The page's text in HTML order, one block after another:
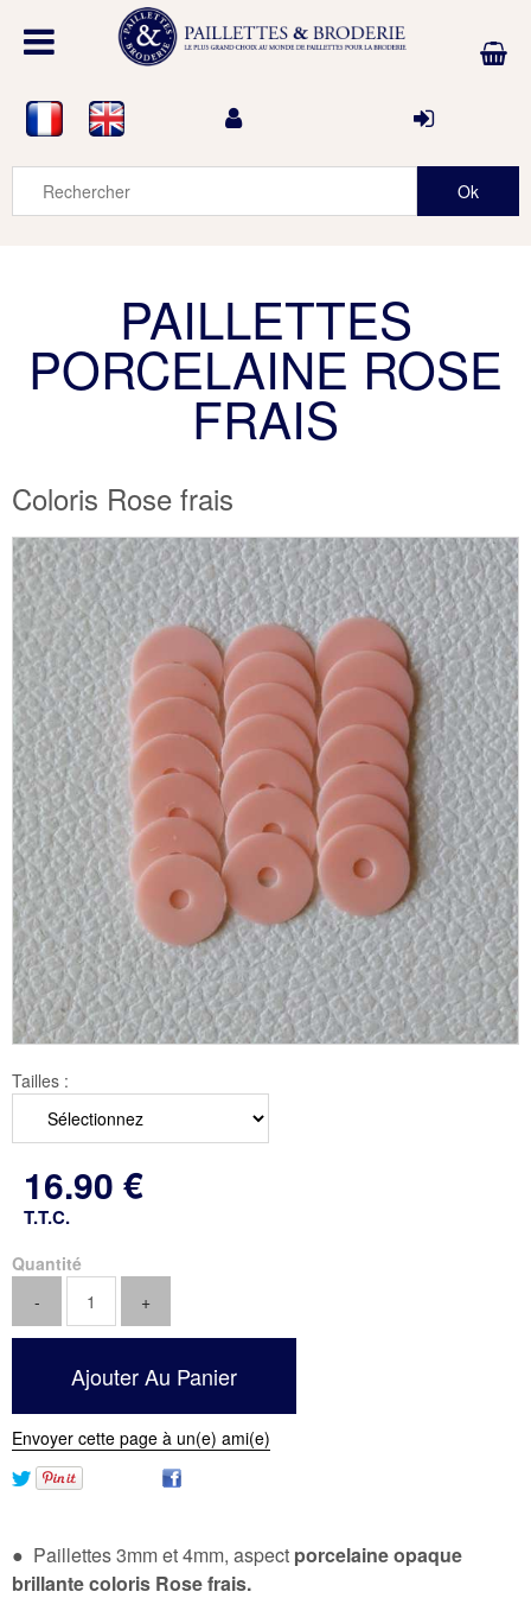
PAILLETTES
PORCELAINE ROSE
FRAIS
Coloris Rose frais
Tailles :
16.90 €
T.T.C.
Quantité
Envoyer cette page à un(e) ami(e)
● Paillettes 3mm et 4mm, aspect porcelaine opaque
brillante coloris Rose frais.